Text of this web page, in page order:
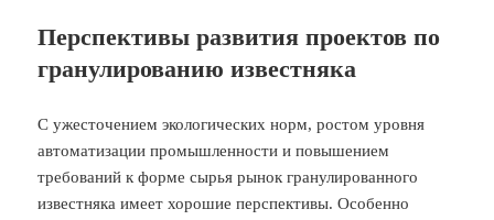
Перспективы развития проектов по
гранулированию известняка
С ужесточением экологических норм, ростом уровня
автоматизации промышленности и повышением
требований к форме сырья рынок гранулированного
известняка имеет хорошие перспективы. Особенно